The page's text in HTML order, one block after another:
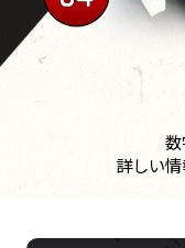
数
詳しい情